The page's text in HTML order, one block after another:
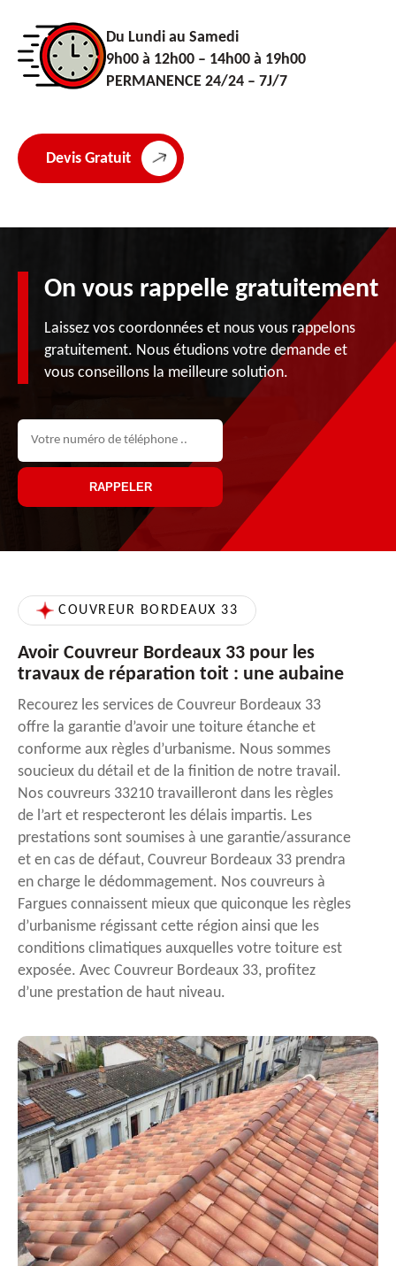
Du Lundi au Samedi
9h00 à 12h00 – 14h00 à 19h00
PERMANENCE 24/24 – 7J/7
Devis Gratuit
On vous rappelle gratuitement
Laissez vos coordonnées et nous vous rappelons
gratuitement. Nous étudions votre demande et
vous conseillons la meilleure solution.
COUVREUR BORDEAUX 33
Avoir Couvreur Bordeaux 33 pour les
travaux de réparation toit : une aubaine
Recourez les services de Couvreur Bordeaux 33
offre la garantie d’avoir une toiture étanche et
conforme aux règles d’urbanisme. Nous sommes
soucieux du détail et de la finition de notre travail.
Nos couvreurs 33210 travailleront dans les règles
de l’art et respecteront les délais impartis. Les
prestations sont soumises à une garantie/assurance
et en cas de défaut, Couvreur Bordeaux 33 prendra
en charge le dédommagement. Nos couvreurs à
Fargues connaissent mieux que quiconque les règles
d’urbanisme régissant cette région ainsi que les
conditions climatiques auxquelles votre toiture est
exposée. Avec Couvreur Bordeaux 33, profitez
d’une prestation de haut niveau.